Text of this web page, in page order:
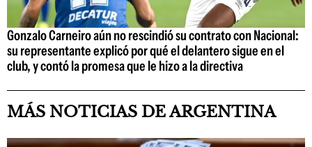
Gonzalo Carneiro aún no rescindió su contrato con Nacional:
su representante explicó por qué el delantero sigue en el
club, y contó la promesa que le hizo a la directiva
MÁS NOTICIAS DE ARGENTINA